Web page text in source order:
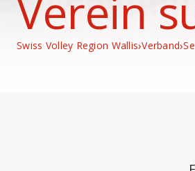
Verein
Swiss Volley Region Wallis›Verband›